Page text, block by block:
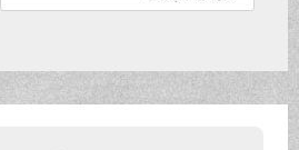
ح
ث